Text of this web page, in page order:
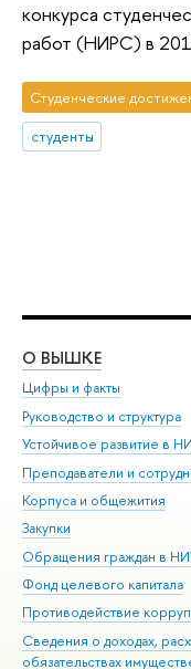
конкурса
работ (НИРС) в
Студенческие
студенты
О ВЫШКЕ
Цифры и факты
Руководство и структура
Устойчивое развитие в
Преподаватели и
Корпуса и общежития
Закупки
Обращения граждан в
Фонд целевого капитала
Противодействие
Сведения о доходах,
обязательствах